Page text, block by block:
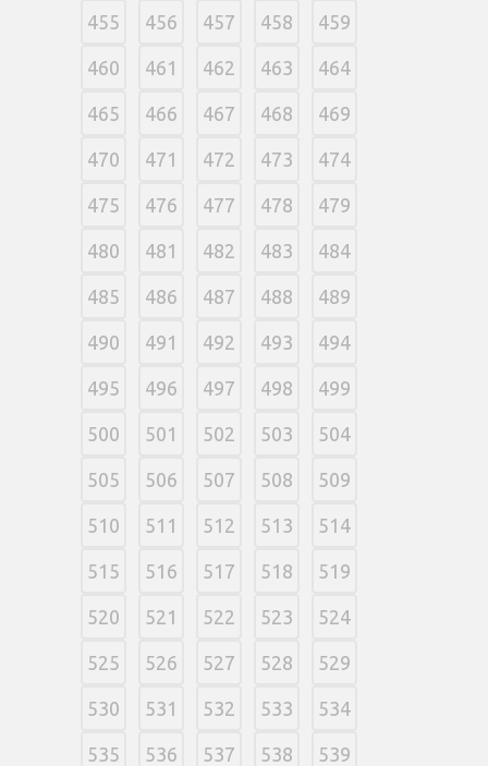
455 456 457 458 459
460 461 462 463 464
465 466 467 468 469
470 471 472 473 474
475 476 477 478 479
480 481 482 483 484
485 486 487 488 489
490 491 492 493 494
495 496 497 498 499
500 501 502 503 504
505 506 507 508 509
510 511 512 513 514
515 516 517 518 519
520 521 522 523 524
525 526 527 528 529
530 531 532 533 534
535 536 537 538 539